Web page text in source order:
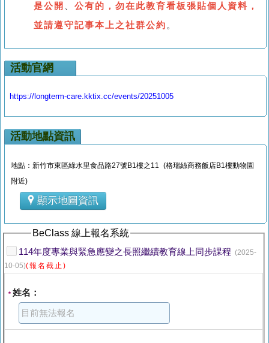
是公開
公有的，勿在此教育看板張貼個人資料，
並請遵守記事本上之社群公約 。
活動官網
https://longterm-care.kktix.cc/events/20251005
活動地點資訊
地點：新竹市東區綠水里食品路27號B1樓之11 (格瑞絲商務飯店B1樓動物園
附近)
顯示地圖資訊
BeClass 線上報名系統
114年度專業與緊急應變之長照繼續教育線上同步課程 (2025-
10-05)(報名截止)
* 姓名：